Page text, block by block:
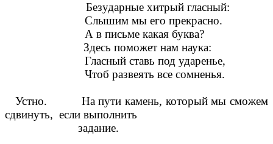
Безударные хитрый гласный:
Слышим мы его прекрасно.
А в письме какая буква?
Здесь поможет нам наука:
Гласный ставь под ударенье,
Чтоб развеять все сомненья.
Устно. На пути камень, который мы сможем
сдвинуть, если выполнить
задание.